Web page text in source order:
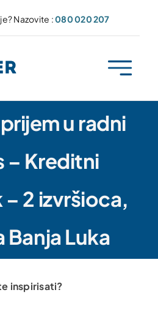
Nazovite :080 020 207
u radni
– Kreditni
2 izvršioca,
Luka
inspirisati?